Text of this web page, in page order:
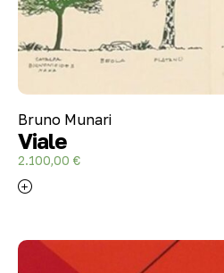
Bruno Munari
Viale
2.100,00 €